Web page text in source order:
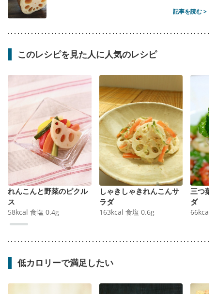
記事を読む >
このレシピを見た人に人気のレシピ
れんこんと野菜のピクル
ス
58kcal 食塩 0.4g
しゃきしゃきれんこんサ
ラダ
163kcal 食塩 0.6g
三つ葉
ダ
66kcal
低カロリーで満足したい